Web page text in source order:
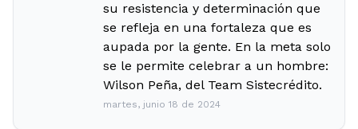
su resistencia y determinación que
se refleja en una fortaleza que es
aupada por la gente. En la meta solo
se le permite celebrar a un hombre:
Wilson Peña, del Team Sistecrédito.
martes, junio 18 de 2024